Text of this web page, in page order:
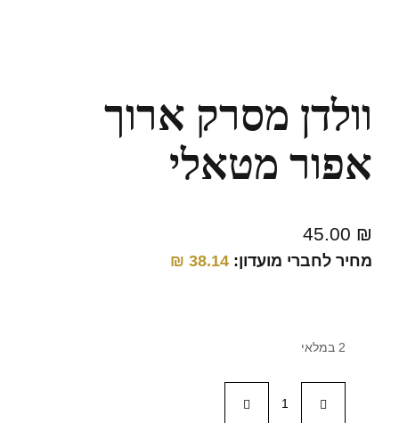
וולדן מסרק ארוך
אפור מטאלי
45.00 ₪
מחיר לחברי מועדון: 38.14
₪
2 במלאי